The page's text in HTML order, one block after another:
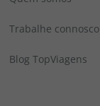
Trabalhe connosco
Blog TopViagens